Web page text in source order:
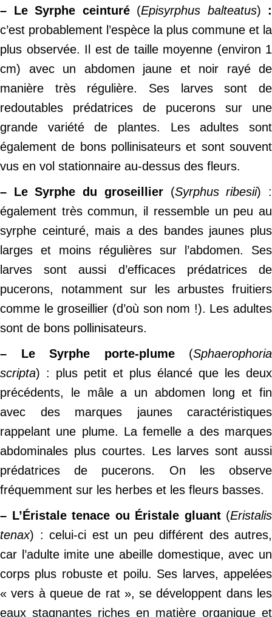
– Le Syrphe ceinturé (Episyrphus balteatus) :
c’est probablement l’espèce la plus commune et la
plus observée. Il est de taille moyenne (environ 1
cm) avec un abdomen jaune et noir rayé de
manière très régulière. Ses larves sont de
redoutables prédatrices de pucerons sur une
grande variété de plantes. Les adultes sont
également de bons pollinisateurs et sont souvent
vus en vol stationnaire au-dessus des fleurs.
– Le Syrphe du groseillier (Syrphus ribesii) :
également très commun, il ressemble un peu au
syrphe ceinturé, mais a des bandes jaunes plus
larges et moins régulières sur l’abdomen. Ses
larves sont aussi d’efficaces prédatrices de
pucerons, notamment sur les arbustes fruitiers
comme le groseillier (d’où son nom !). Les adultes
sont de bons pollinisateurs.
– Le Syrphe porte-plume (Sphaerophoria
scripta) : plus petit et plus élancé que les deux
précédents, le mâle a un abdomen long et fin
avec des marques jaunes caractéristiques
rappelant une plume. La femelle a des marques
abdominales plus courtes. Les larves sont aussi
prédatrices de pucerons. On les observe
fréquemment sur les herbes et les fleurs basses.
– L’Éristale tenace ou Éristale gluant (Eristalis
tenax) : celui-ci est un peu différent des autres,
car l’adulte imite une abeille domestique, avec un
corps plus robuste et poilu. Ses larves, appelées
« vers à queue de rat », se développent dans les
eaux stagnantes riches en matière organique et